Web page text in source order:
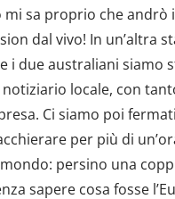
mi sa proprio che andrò
dal vivo! In un’altra
i due australiani siamo
locale, con
Ci siamo poi
per più di
persino una
sapere cosa fosse